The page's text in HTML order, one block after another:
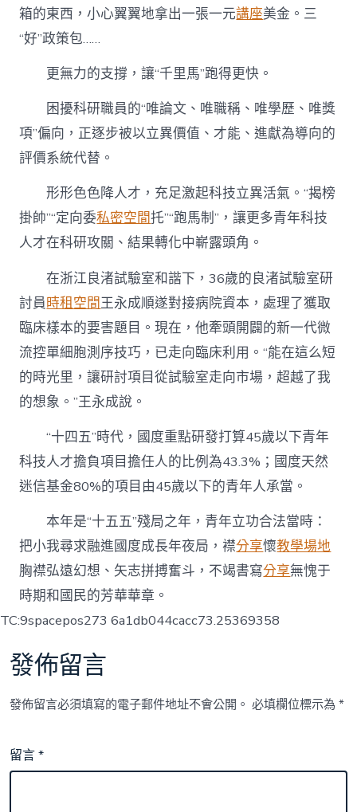
箱的東西，小心翼翼地拿出一張一元講座美金。三
“好”政策包……
更無力的支撐，讓“千里馬”跑得更快。
困擾科研職員的“唯論文、唯職稱、唯學歷、唯獎
項”偏向，正逐步被以立異價值、才能、進獻為導向的
評價系統代替。
形形色色降人才，充足激起科技立異活氣。“揭榜
掛帥”“定向委私密空間托”“跑馬制”，讓更多青年科技
人才在科研攻關、結果轉化中嶄露頭角。
在浙江良渚試驗室和諧下，36歲的良渚試驗室研
討員時租空間王永成順遂對接病院資本，處理了獲取
臨床樣本的要害題目。現在，他牽頭開闢的新一代微
流控單細胞測序技巧，已走向臨床利用。“能在這么短
的時光里，讓研討項目從試驗室走向市場，超越了我
的想象。”王永成說。
“十四五”時代，國度重點研發打算45歲以下青年
科技人才擔負項目擔任人的比例為43.3%；國度天然
迷信基金80%的項目由45歲以下的青年人承當。
本年是“十五五”殘局之年，青年立功合法當時：
把小我尋求融進國度成長年夜局，襟分享懷教學場地
胸襟弘遠幻想、矢志拼搏奮斗，不竭書寫分享無愧于
時期和國民的芳華華章。
TC:9spacepos273 6a1db044cacc73.25369358
發佈留言
發佈留言必須填寫的電子郵件地址不會公開。 必填欄位標示為*
留言*